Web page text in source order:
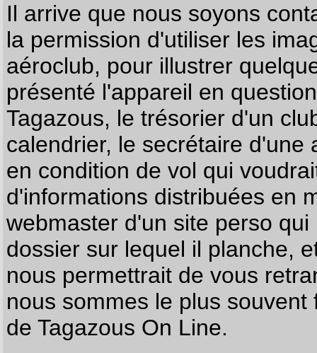
Il arrive que nous soyons
la permission d'utiliser les
aéroclub, pour illustrer
présenté l'appareil en
Tagazous, le trésorier d'un
calendrier, le secrétaire
en condition de vol qui
d'informations distribuées en
webmaster d'un site perso
dossier sur lequel il planche,
nous permettrait de vous
nous sommes le plus
de Tagazous On Line.